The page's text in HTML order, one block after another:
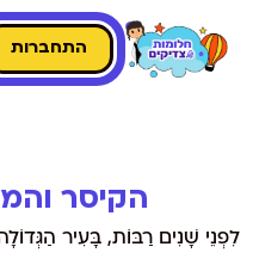
התחברות
הקיסר
לִפְנֵי שָׁנִים רַבּוֹת, בָּעִיר